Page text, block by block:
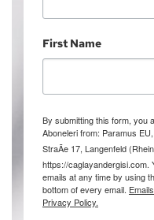
First Name
By submitting this form, you
Aboneleri from: Paramus
StraÃe 17, Langenfeld
https://
emails at any time by using
bottom of every email.
Privacy Policy.